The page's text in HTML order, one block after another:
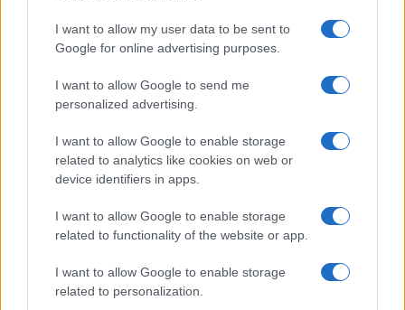
I want to allow my user data to be sent to
Google for online advertising purposes.
I want to allow Google to send me
personalized advertising.
I want to allow Google to enable storage
related to analytics like cookies on web or
device identifiers in apps.
I want to allow Google to enable storage
related to functionality of the website or app.
I want to allow Google to enable storage
related to personalization.
Όπως δήλωσε ο Αλί Τζαρμπάουι, καθηγητής
πολιτικών επιστημών στο Πανεπιστήμιο Μπιρζέιτ,